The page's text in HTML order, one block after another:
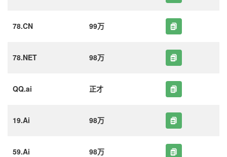
78.CN 99万
78.NET 98万
QQ.ai 正才
19.Ai 98万
59.Ai 98万